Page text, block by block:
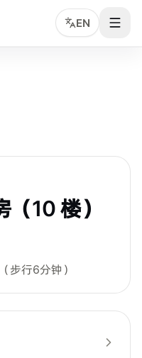
EN
房型页事实摘要
6 分钟。
实时库存和合同为准。
（10 楼）
（步行6分钟）